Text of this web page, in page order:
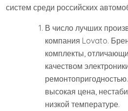
систем среди российских
В число лучших
компания Lovato.
комплекты,
качеством
высокая цена,
низкой температуре.